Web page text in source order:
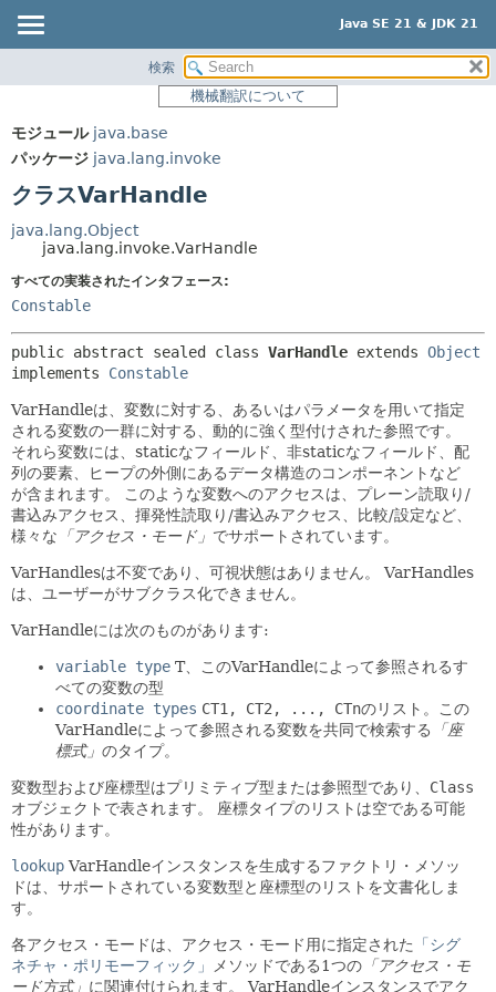
Java SE 21 & JDK 21
パッケージ
使用
ツリー
プレビュー
新規
非推奨
索引
ヘルプ
サマリー:
ネスト済
メソッド
検索
機械翻訳について
モジュール java.base
パッケージ java.lang.invoke
クラスVarHandle
java.lang.Object
java.lang.invoke.VarHandle
すべての実装されたインタフェース:
Constable
public abstract sealed class VarHandle extends Object
implements Constable
VarHandleは、変数に対する、あるいはパラメータを用いて指定
される変数の一群に対する、動的に強く型付けされた参照です。
それら変数には、staticなフィールド、非staticなフィールド、配
列の要素、ヒープの外側にあるデータ構造のコンポーネントなど
が含まれます。
このような変数へのアクセスは、プレーン読取り/
書込みアクセス、揮発性読取り/書込みアクセス、比較/設定など、
様々な 「アクセス・モード」 でサポートされています。
VarHandlesは不変であり、可視状態はありません。
VarHandles
は、ユーザーがサブクラス化できません。
VarHandleには次のものがあります:
variable type T、このVarHandleによって参照されるす
べての変数の型
coordinate types CT1, CT2, ..., CTnのリスト。この
VarHandleによって参照される変数を共同で検索する
「座
標式」 のタイプ。
変数型および座標型はプリミティブ型または参照型であり、 Class
オブジェクトで表されます。
座標タイプのリストは空である可能
性があります。
lookupVarHandleインスタンスを生成するファクトリ・メソッ
ドは、サポートされている変数型と座標型のリストを文書化しま
す。
各アクセス・モードは、アクセス・モード用に指定された
「シグ
ネチャ・ポリモーフィック」
メソッドである1つの 「アクセス・モ
ード方式」 に関連付けられます。 VarHandleインスタンスでアク